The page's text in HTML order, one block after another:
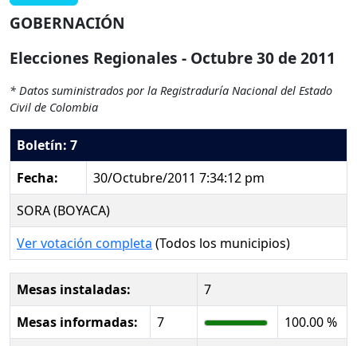
GOBERNACIÓN
Elecciones Regionales - Octubre 30 de 2011
* Datos suministrados por la Registraduría Nacional del Estado
Civil de Colombia
Boletín: 7
Fecha:
30/Octubre/2011 7:34:12 pm
SORA (BOYACA)
Ver votación completa (Todos los municipios)
Mesas instaladas:
7
Mesas informadas:
7
100.00 %